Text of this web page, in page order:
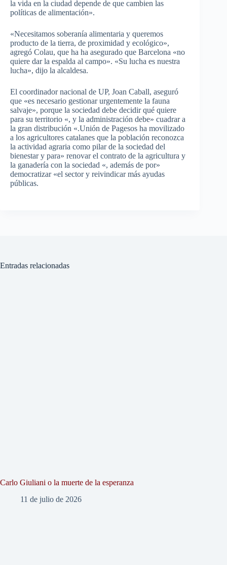
la vida en la ciudad depende de que cambien las
políticas de alimentación».
«Necesitamos soberanía alimentaria y queremos
producto de la tierra, de proximidad y ecológico»,
agregó Colau, que ha ha asegurado que Barcelona «no
quiere dar la espalda al campo». «Su lucha es nuestra
lucha», dijo la alcaldesa.
El coordinador nacional de UP, Joan Caball, aseguró
que «es necesario gestionar urgentemente la fauna
salvaje», porque la sociedad debe decidir qué quiere
para su territorio «, y la administración debe» cuadrar a
la gran distribución «.Unión de Pagesos ha movilizado
a los agricultores catalanes que la población reconozca
la actividad agraria como pilar de la sociedad del
bienestar y para» renovar el contrato de la agricultura y
la ganadería con la sociedad «, además de por»
democratizar «el sector y reivindicar más ayudas
públicas.
Entradas relacionadas
Carlo Giuliani o la muerte de la esperanza
11 de julio de 2026